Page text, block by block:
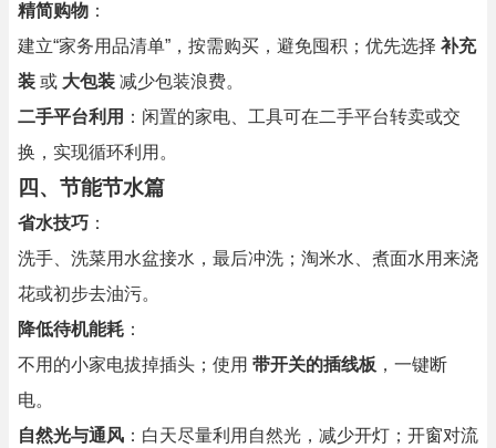
精简购物 ：
建立“家务用品清单”，按需购买，避免囤积；优先选择 补充
装 或 大包装 减少包装浪费。
二手平台利用 ：闲置的家电、工具可在二手平台转卖或交
换，实现循环利用。
四、节能节水篇
省水技巧 ：
洗手、洗菜用水盆接水，最后冲洗；淘米水、煮面水用来浇
花或初步去油污。
降低待机能耗 ：
不用的小家电拔掉插头；使用 带开关的插线板 ，一键断
电。
自然光与通风 ：白天尽量利用自然光，减少开灯；开窗对流